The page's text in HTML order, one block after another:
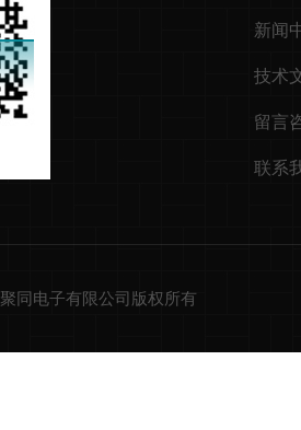
新闻
技术
留言
联系
同电子有限公司版权所有